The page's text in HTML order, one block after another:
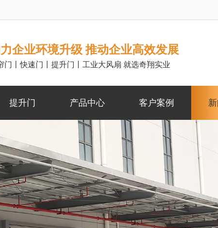
企业环境升级 推动企业高效发展
门丨快速门丨提升门丨工业大风扇 就选奇翔实业
提升门 产品中心 客户案例